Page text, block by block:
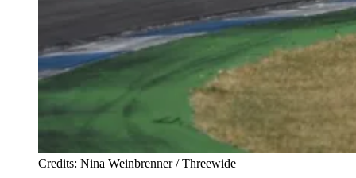
Credits: Nina Weinbrenner / Threewide